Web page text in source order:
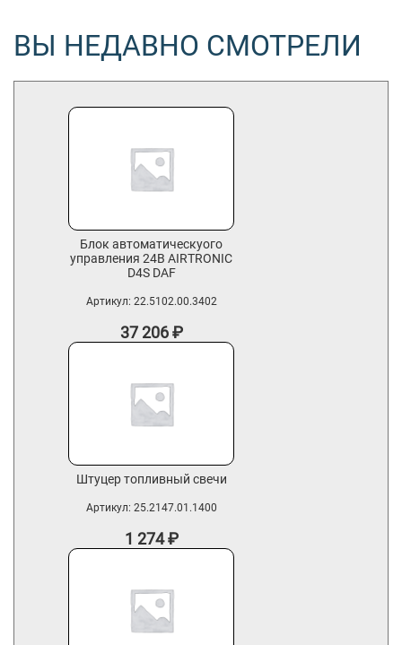
ВЫ НЕДАВНО СМОТРЕЛИ
Блок автоматическуого
управления 24В AIRTRONIC
D4S DAF
Артикул: 22.5102.00.3402
37 206₽
Штуцер топливный свечи
Артикул: 25.2147.01.1400
1 274₽